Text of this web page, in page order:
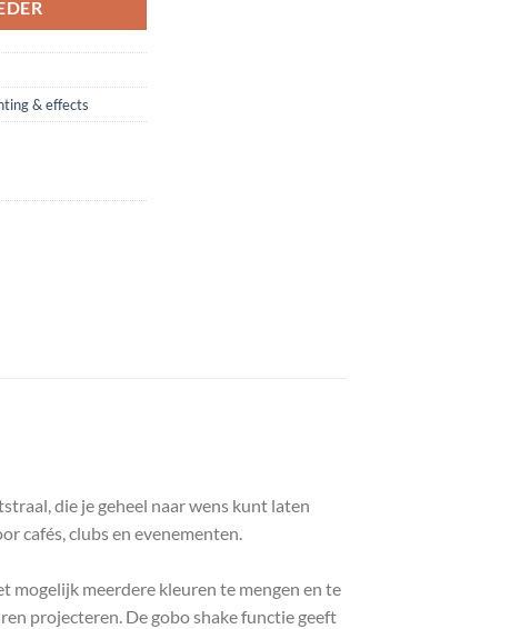
& effects
die je geheel naar wens kunt laten
cafés, clubs en evenementen.
mogelijk meerdere kleuren te mengen en te
projecteren. De gobo shake functie geeft